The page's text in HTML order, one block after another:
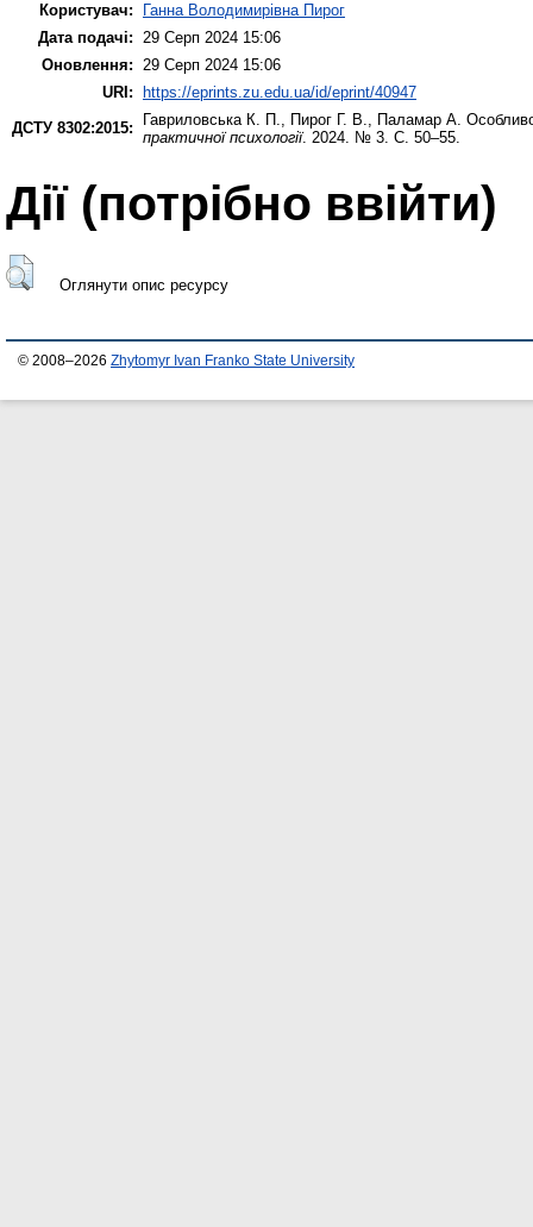
Користувач:
Ганна Володимирівна Пирог
Дата подачі: 29 Серп 2024 15:06
Оновлення: 29 Серп 2024 15:06
URI:
https://eprints.zu.edu.ua/id/eprint/40947
ДСТУ 8302:2015:
Гавриловська К. П., Пирог Г. В., Паламар А.
практичної психології. 2024. № 3. С. 50–55.
Дії ​​(потрібно ввійти)
Оглянути опис ресурсу
© 2008–2026 Zhytomyr Ivan Franko State University